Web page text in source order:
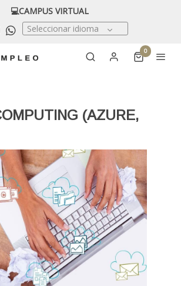
💻CAMPUS VIRTUAL
Seleccionar idioma
0
(AZURE,